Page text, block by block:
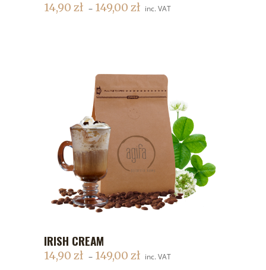
14,90 zł – 149,00 zł inc. VAT
DODAJ DO KOSZYKA
IRISH CREAM
14,90 zł – 149,00 zł inc. VAT